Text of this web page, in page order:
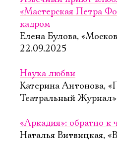
«Мастерская Петра
кадром
Елена Булова,
22.09.2025
Наука любви
Катерина Антонова,
Театральный
«Аркадия»: обратно к
Наталья Витвицкая,